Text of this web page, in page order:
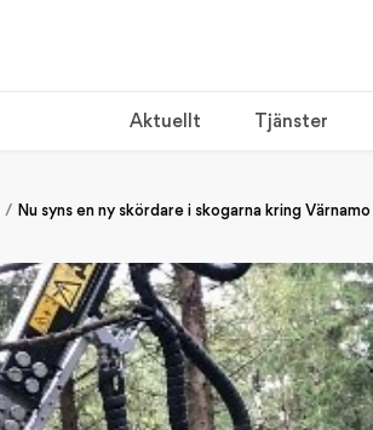
Aktuellt Tjänster
Nu syns en ny skördare i skogarna kring Värnamo